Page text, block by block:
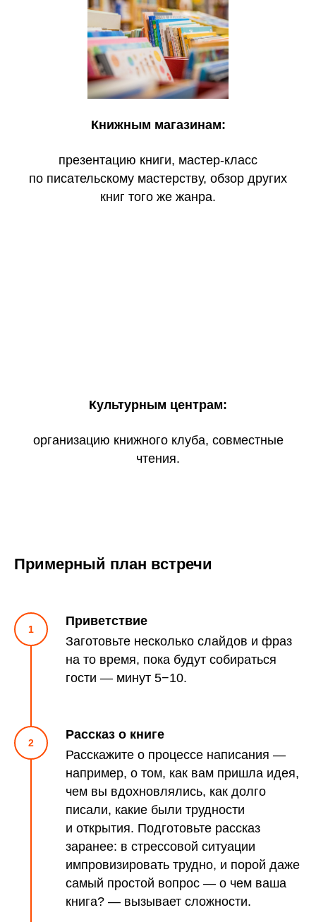
Книжным магазинам:
презентацию книги, мастер-класс
по писательскому мастерству, обзор других
книг того же жанра.
Культурным центрам:
организацию книжного клуба, совместные
чтения.
Примерный план встречи
Приветствие
Заготовьте несколько слайдов и фраз
на то время, пока будут собираться
гости — минут 5−10.
Рассказ о книге
Расскажите о процессе написания —
например, о том, как вам пришла идея,
чем вы вдохновлялись, как долго
писали, какие были трудности
и открытия. Подготовьте рассказ
заранее: в стрессовой ситуации
импровизировать трудно, и порой даже
самый простой вопрос — о чем ваша
книга? — вызывает сложности.